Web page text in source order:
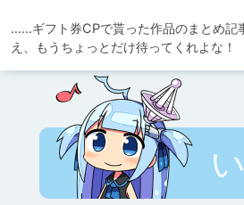
……ギフト券CPで貰った作品のまとめ記
え、もうちょっとだけ待ってくれよな！